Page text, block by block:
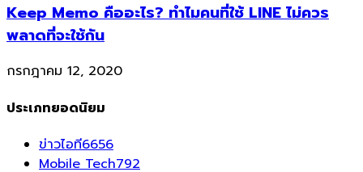
Keep Memo คืออะไร? ทำไมคนที่ใช้ LINE ไม่ควร
พลาดที่จะใช้กัน
กรกฎาคม 12, 2020
ประเภทยอดนิยม
ข่าวไอที6656
Mobile Tech792